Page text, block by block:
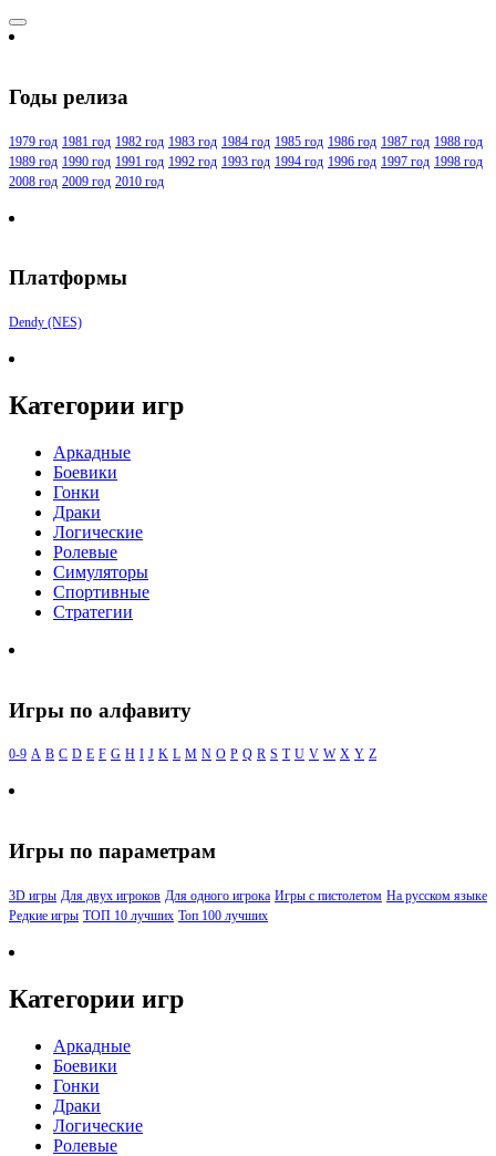
Годы релиза
1979 год 1981 год 1982 год 1983 год 1984 год 1985 год 1986 год 1987 год 1988 год
1989 год 1990 год 1991 год 1992 год 1993 год 1994 год 1996 год 1997 год 1998 год
2008 год 2009 год 2010 год
Платформы
Dendy (NES)
Категории игр
Аркадные
Боевики
Гонки
Драки
Логические
Ролевые
Симуляторы
Спортивные
Стратегии
Игры по алфавиту
0-9 A B C D E F G H I J K L M N O P Q R S T U V W X Y Z
Игры по параметрам
3D игры Для двух игроков Для одного игрока Игры с пистолетом На русском языке
Редкие игры ТОП 10 лучших Топ 100 лучших
Категории игр
Аркадные
Боевики
Гонки
Драки
Логические
Ролевые